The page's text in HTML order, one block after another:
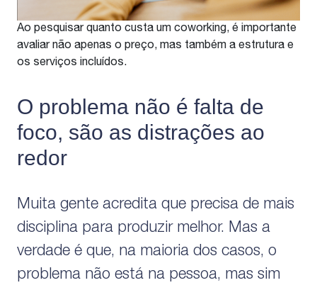
Ao pesquisar quanto custa um coworking, é importante
avaliar não apenas o preço, mas também a estrutura e
os serviços incluídos.
O problema não é falta de
foco, são as distrações ao
redor
Muita gente acredita que precisa de mais
disciplina para produzir melhor. Mas a
verdade é que, na maioria dos casos, o
problema não está na pessoa, mas sim